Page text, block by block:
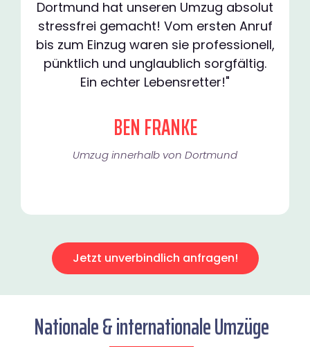
Dortmund hat unseren Umzug absolut
stressfrei gemacht! Vom ersten Anruf
bis zum Einzug waren sie professionell,
pünktlich und unglaublich sorgfältig.
Ein echter Lebensretter!"
BEN FRANKE
Umzug innerhalb von Dortmund​
Jetzt unverbindlich anfragen!
Nationale & internationale Umzüge